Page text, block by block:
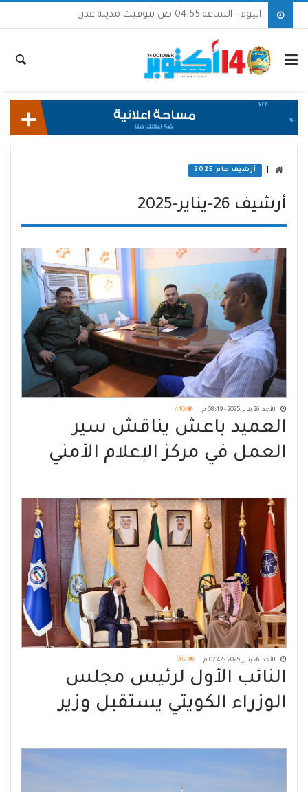
اليوم - الساعة 04:55 ص بتوقيت مدينة عدن
أرشيف عام 2025
أرشيف 26-يناير-2025
الأحد, 26 يناير 2025 - 08:49 م 440
العميد باعش يناقش سير
العمل في مركز الإعلام الأمني
الأحد, 26 يناير 2025 - 07:42 م 282
النائب الأول لرئيس مجلس
الوزراء الكويتي يستقبل وزير